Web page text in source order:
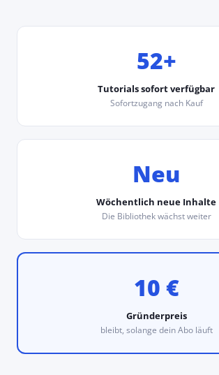
52+
Tutorials sofort verfügbar
Sofortzugang nach Kauf
Neu
Wöchentlich neue Inhalte
Die Bibliothek wächst weiter
10 €
Gründerpreis
bleibt, solange dein Abo läuft